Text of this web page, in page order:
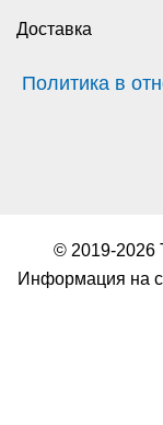
Доставка
Политика в
© 2019-2026
Информация на